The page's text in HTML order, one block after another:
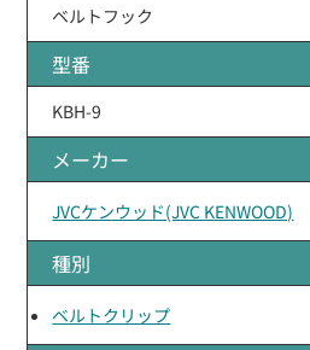
ベルトフック
型番
KBH-9
メーカー
JVCケンウッド(JVC KENWOOD)
種別
ベルトクリップ